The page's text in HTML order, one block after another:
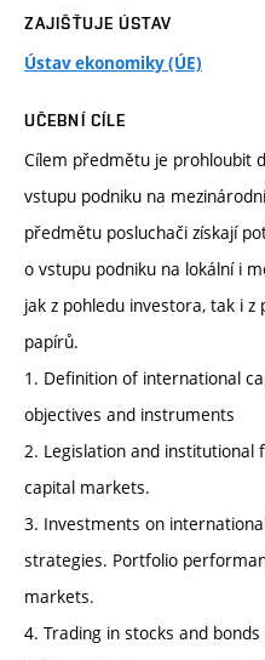
ZAJIŠŤUJE ÚSTAV
Ústav ekonomiky (ÚE)
UČEBNÍ CÍLE
Cílem předmětu je prohloubit
vstupu podniku na
předmětu posluchači získají
o vstupu podniku na lokální i
jak z pohledu investora, tak i
papírů.
1. Definition of international
objectives and instruments
2. Legislation and
capital markets.
3. Investments on
strategies. Portfolio
markets.
4. Trading in stocks and